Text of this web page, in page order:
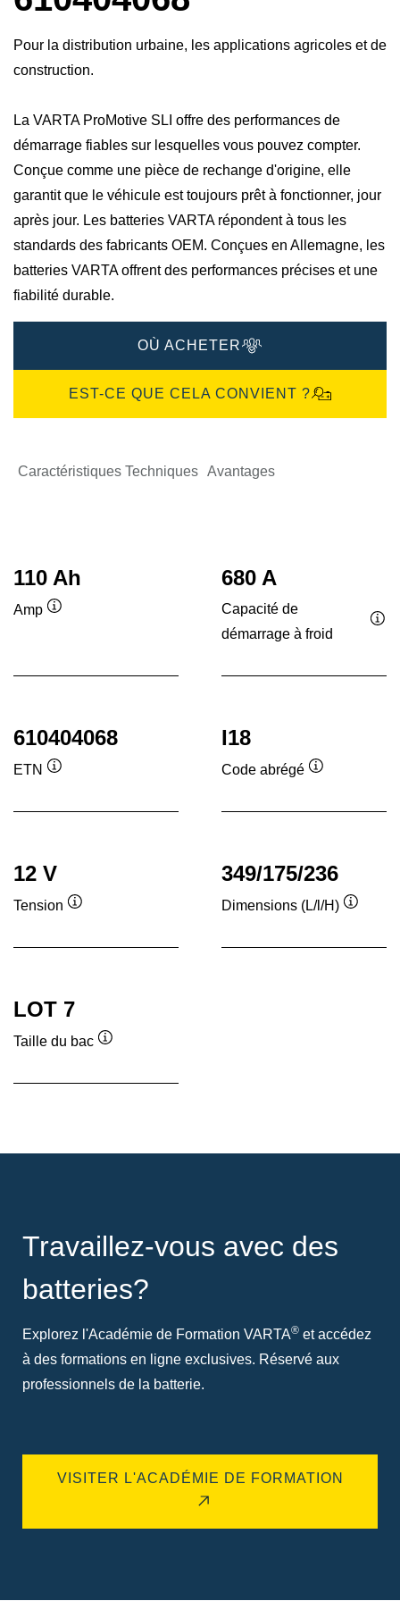
Pour la distribution urbaine, les applications agricoles et de
construction.
La VARTA ProMotive SLI offre des performances de
démarrage fiables sur lesquelles vous pouvez compter.
Conçue comme une pièce de rechange d'origine, elle
garantit que le véhicule est toujours prêt à fonctionner, jour
après jour. Les batteries VARTA répondent à tous les
standards des fabricants OEM. Conçues en Allemagne, les
batteries VARTA offrent des performances précises et une
fiabilité durable.
OÙ ACHETER
EST-CE QUE CELA CONVIENT ?
Caractéristiques Techniques Avantages
110 Ah
Amp
680 A
Capacité de
démarrage à froid
610404068
ETN
I18
Code abrégé
12 V
Tension
349/175/236
Dimensions (L/l/H)
LOT 7
Taille du bac
Travaillez-vous avec des
batteries?
Explorez l'Académie de Formation VARTA® et accédez
à des formations en ligne exclusives. Réservé aux
professionnels de la batterie.
VISITER L'ACADÉMIE DE FORMATION